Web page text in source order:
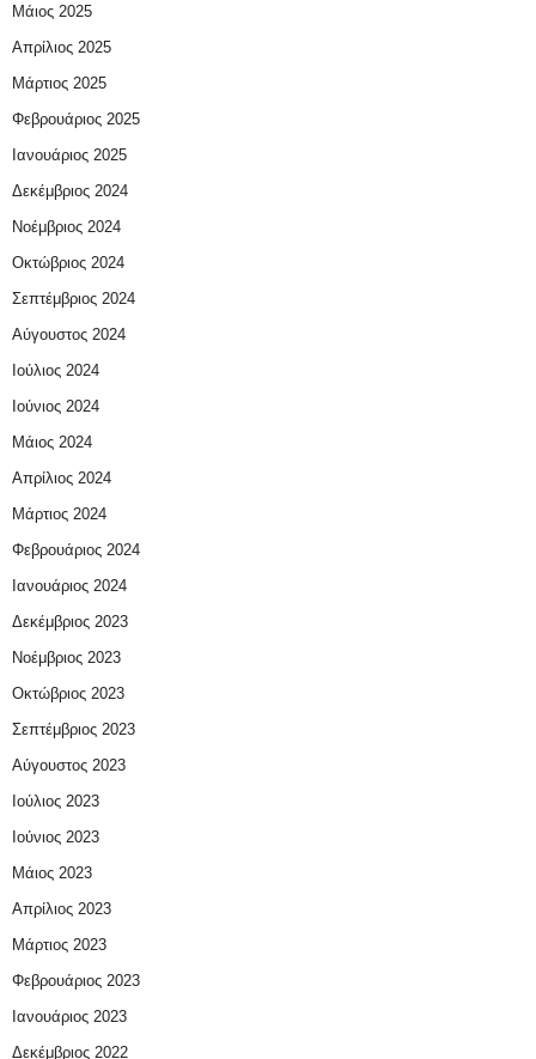
Μάιος 2025
Απρίλιος 2025
Μάρτιος 2025
Φεβρουάριος 2025
Ιανουάριος 2025
Δεκέμβριος 2024
Νοέμβριος 2024
Οκτώβριος 2024
Σεπτέμβριος 2024
Αύγουστος 2024
Ιούλιος 2024
Ιούνιος 2024
Μάιος 2024
Απρίλιος 2024
Μάρτιος 2024
Φεβρουάριος 2024
Ιανουάριος 2024
Δεκέμβριος 2023
Νοέμβριος 2023
Οκτώβριος 2023
Σεπτέμβριος 2023
Αύγουστος 2023
Ιούλιος 2023
Ιούνιος 2023
Μάιος 2023
Απρίλιος 2023
Μάρτιος 2023
Φεβρουάριος 2023
Ιανουάριος 2023
Δεκέμβριος 2022